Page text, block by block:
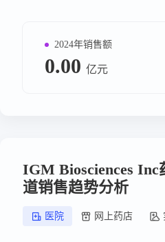
2024年销售额
0.00 亿元
IGM Biosciences Inc
道销售趋势分析
医院 网上药店